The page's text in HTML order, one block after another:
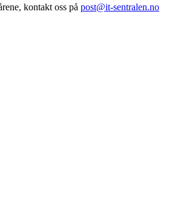
kontakt oss på post@it-sentralen.no